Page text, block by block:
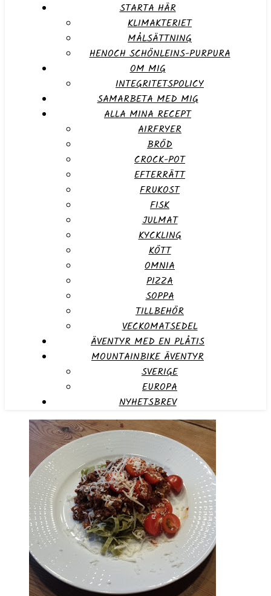
STARTA HÄR
KLIMAKTERIET
MÅLSÄTTNING
HENOCH SCHÖNLEINS-PURPURA
OM MIG
INTEGRITETSPOLICY
SAMARBETA MED MIG
ALLA MINA RECEPT
AIRFRYER
BRÖD
CROCK-POT
EFTERRÄTT
FRUKOST
FISK
JULMAT
KYCKLING
KÖTT
OMNIA
PIZZA
SOPPA
TILLBEHÖR
VECKOMATSEDEL
ÄVENTYR MED EN PLÅTIS
MOUNTAINBIKE ÄVENTYR
SVERIGE
EUROPA
NYHETSBREV